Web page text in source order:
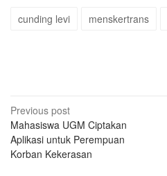
cunding levi menskertrans
Post
navigation
Previous post
Mahasiswa UGM Ciptakan
Aplikasi untuk Perempuan
Korban Kekerasan